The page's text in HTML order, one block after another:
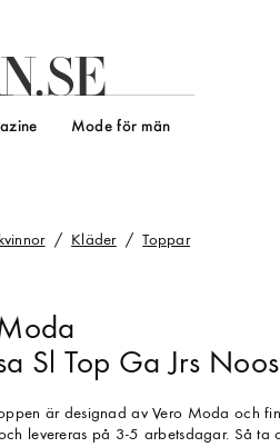
N.SE
Mode för män
Kläder Toppar
Sl Top Ga Jrs
är designad av Vero Moda och
levereras på 3-5 arbetsdagar. Så ta